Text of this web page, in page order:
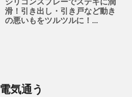
シリコンスプレーでステキに潤
滑！引き出し・引き戸など動き
の悪いもをツルツルに！...
電気通う